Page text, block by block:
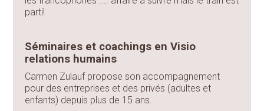
parti!
Séminaires et coachings en Visio
relations humains
Carmen Zulauf propose son accompagnement
pour des entreprises et des privés (adultes et
enfants) depuis plus de 15 ans.